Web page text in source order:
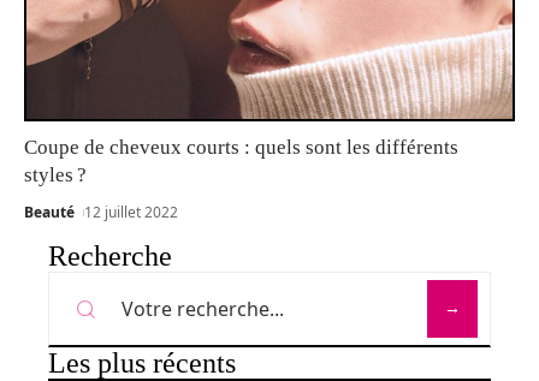
Coupe de cheveux courts : quels sont les différents
styles ?
Beauté 12 juillet 2022
Recherche
Les plus récents